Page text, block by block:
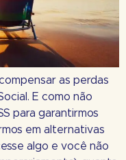
as perdas
E como não
para garantirmos
em alternativas
algo e você não